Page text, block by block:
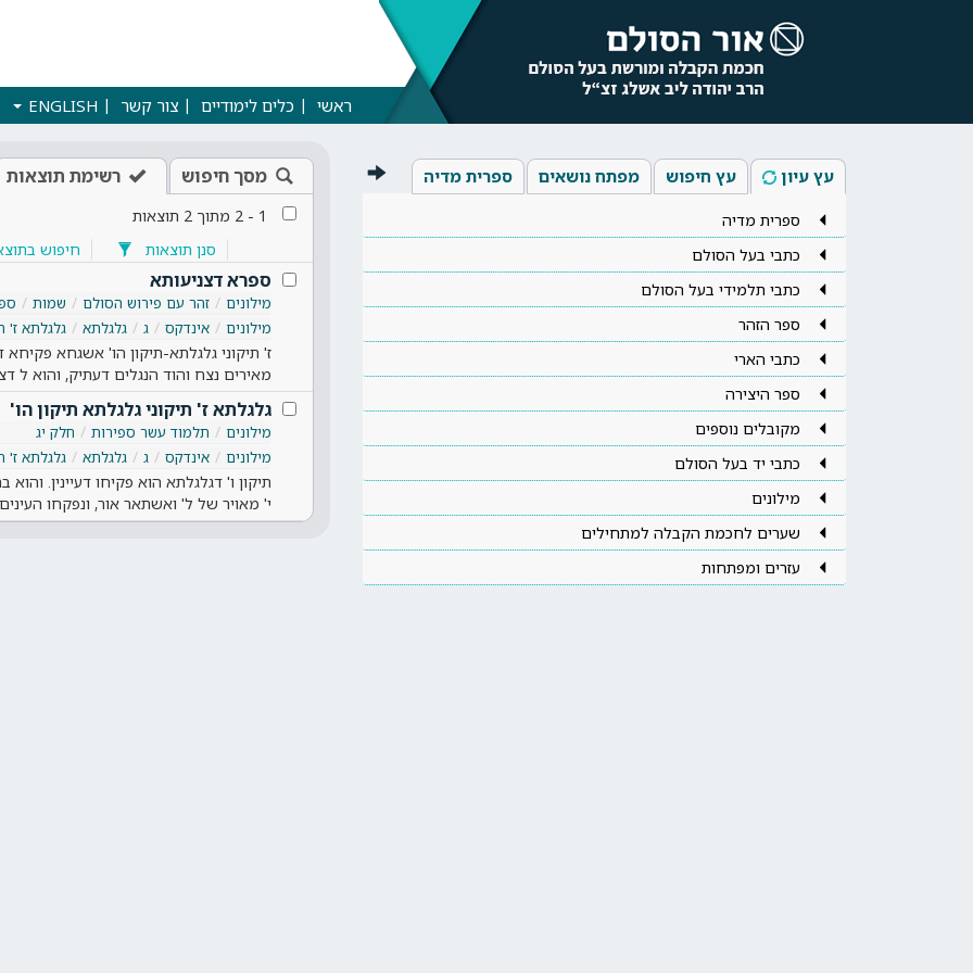
ראשי כלים לימודיים צור קשר ENGLISH
עץ עיון עץ חיפוש מפתח נושאים ספרית מדיה
ספרית מדיה
כתבי בעל הסולם
כתבי תלמידי בעל הסולם
ספר הזהר
כתבי הארי
ספר היצירה
מקובלים נוספים
כתבי יד בעל הסולם
מילונים
שערים לחכמת הקבלה למתחילים
עזרים ומפתחות
מסך חיפוש רשימת תוצאות
1
-
2 מתוך 2 תוצאות
סנן תוצאות
חיפוש
ספרא דצניעותא
מילונים זהר עם פירוש הסולם שמות
מילונים
אינדקס ג גלגלתא גלגלתא ז'
ז' תיקוני גלגלתא-תיקון הו' אשגחא
מאירים נצח והוד הנגלים דעתיק, והוא
גלגלתא ז' תיקוני גלגלתא תיקון הו'
מילונים תלמוד עשר ספירות
חלק יג
מילונים
אינדקס ג גלגלתא גלגלתא ז'
תיקון ו' דגלגלתא הוא פקיחו דעיינין.
י' מאויר של ל' ואשתאר אור, ונפקחו